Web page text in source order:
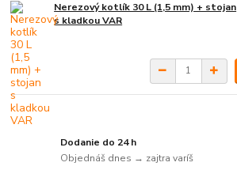
Nerezový kotlík 30 L (1,5 mm) + stojan
s kladkou VAR
Dodanie do 24 h
Objednáš dnes → zajtra varíš